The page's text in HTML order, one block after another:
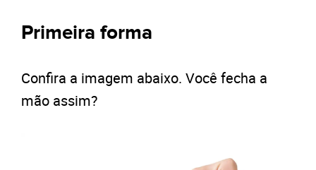
Primeira forma
Confira a imagem abaixo. Você fecha a
mão assim?